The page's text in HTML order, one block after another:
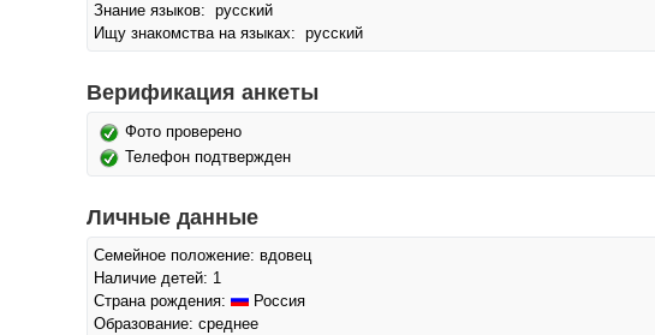
Знание языков: русский
Ищу знакомства на языках: русский
Верификация анкеты
Фото проверено
Телефон подтвержден
Личные данные
Семейное положение: вдовец
Наличие детей: 1
Страна рождения:
Россия
Образование: среднее